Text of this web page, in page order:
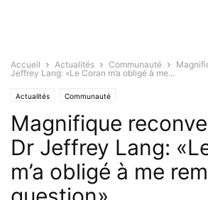
Accueil Actualités Communauté
Jeffrey Lang: «Le Coran m’a obligé à me...
Actualités Communauté
Magnifique
Dr Jeffrey Lang:
m’a obligé à me